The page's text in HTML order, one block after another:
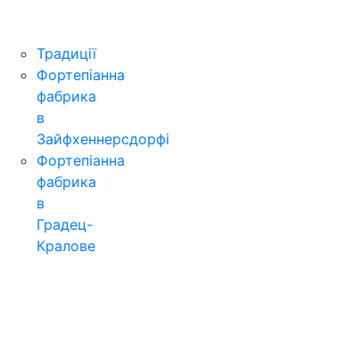
Традиції
Фортепіанна
фабрика
в
Зайфхеннерсдорфi
Фортепіанна
фабрика
в
Градец-
Кралове